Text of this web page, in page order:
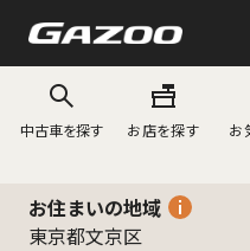
中古車を探す お店を探す お
お住まいの地域
東京都文京区